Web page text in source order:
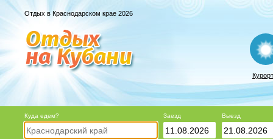
Отдых в Краснодарском крае 2026
Куда едем? Заезд Выезд